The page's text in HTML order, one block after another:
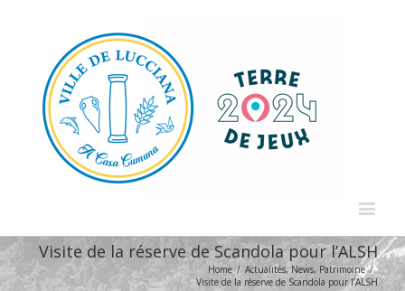
Visite de la réserve de Scandola pour l’ALSH
Home / Actualités,News, Patrimoine /
Visite de la réserve de Scandola pour l’ALSH